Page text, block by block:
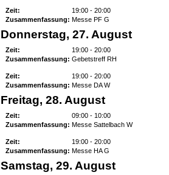
Zeit:
19:00 - 20:00
Zusammenfassung: Messe PF G
Donnerstag, 27. August
Zeit:
19:00 - 20:00
Zusammenfassung: Gebetstreff RH
Zeit:
19:00 - 20:00
Zusammenfassung: Messe DA W
Freitag, 28. August
Zeit:
09:00 - 10:00
Zusammenfassung: Messe Sattelbach W
Zeit:
19:00 - 20:00
Zusammenfassung: Messe HA G
Samstag, 29. August